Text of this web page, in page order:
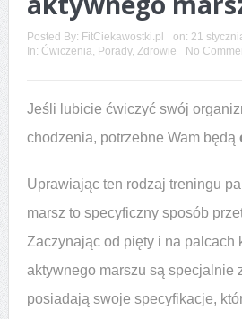
Posted By: FitCiekawostki.pl on: 21
In: Ćwiczenia, Porady, Zdrowie
No
Jeśli lubicie ćwiczyć swój
chodzenia, potrzebne Wam będą
Uprawiając ten rodzaj treningu
marsz to specyficzny sposób
Zaczynając od pięty i na palcach
aktywnego marszu są specjalnie
posiadają swoje specyfikacje,